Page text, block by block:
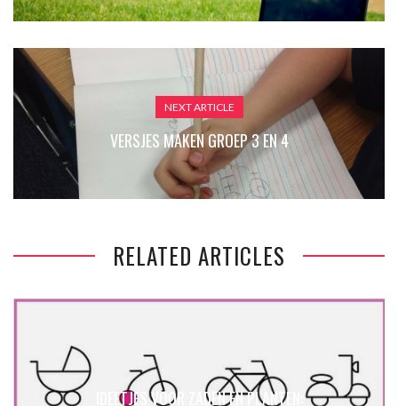
NEXT ARTICLE
VERSJES MAKEN GROEP 3 EN 4
RELATED ARTICLES
IDEETJES VOOR ZADEN EN PLANTEN: